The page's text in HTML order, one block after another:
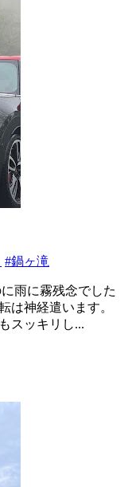
#鍋ヶ滝
雨に霧残念でした
は神経遣います。
スッキリし...